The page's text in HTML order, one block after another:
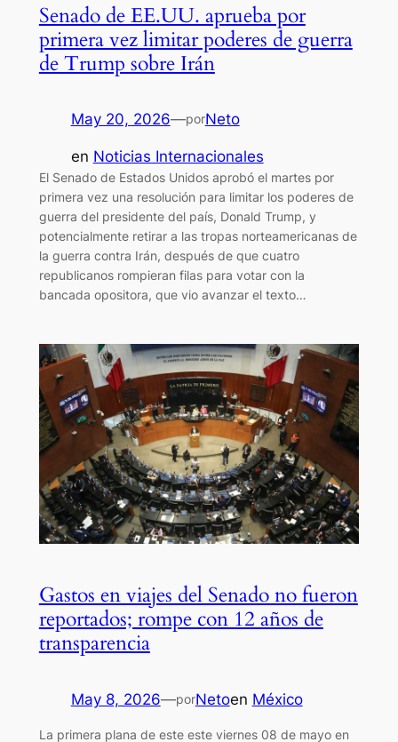
Senado de EE.UU. aprueba por
primera vez limitar poderes de guerra
de Trump sobre Irán
May 20, 2026—porNeto
en Noticias Internacionales
El Senado de Estados Unidos aprobó el martes por
primera vez una resolución para limitar los poderes de
guerra del presidente del país, Donald Trump, y
potencialmente retirar a las tropas norteamericanas de
la guerra contra Irán, después de que cuatro
republicanos rompieran filas para votar con la
bancada opositora, que vio avanzar el texto…
Gastos en viajes del Senado no fueron
reportados; rompe con 12 años de
transparencia
May 8, 2026—porNetoen México
La primera plana de este este viernes 08 de mayo en